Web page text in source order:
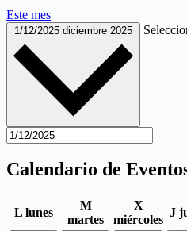
Este mes
1/12/2025 diciembre 2025
Calendario de
L lunes
M
martes
X
miércoles
J